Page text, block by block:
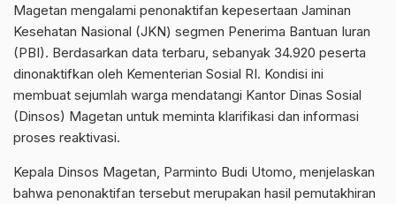
Magetan mengalami penonaktifan kepesertaan Jaminan
Kesehatan Nasional (JKN) segmen Penerima Bantuan Iuran
(PBI). Berdasarkan data terbaru, sebanyak 34.920 peserta
dinonaktifkan oleh Kementerian Sosial RI. Kondisi ini
membuat sejumlah warga mendatangi Kantor Dinas Sosial
(Dinsos) Magetan untuk meminta klarifikasi dan informasi
proses reaktivasi.
Kepala Dinsos Magetan, Parminto Budi Utomo, menjelaskan
bahwa penonaktifan tersebut merupakan hasil pemutakhiran